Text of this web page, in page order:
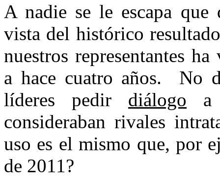
A nadie se le escapa que
vista del histórico
nuestros representantes
a hace cuatro años. No
líderes pedir diálogo a
consideraban rivales
uso es el mismo que, por
de 2011?